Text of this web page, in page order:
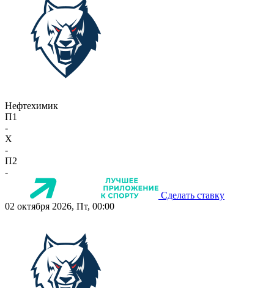
Нефтехимик
П1
-
X
-
П2
-
Сделать ставку
02 октября 2026, Пт, 00:00